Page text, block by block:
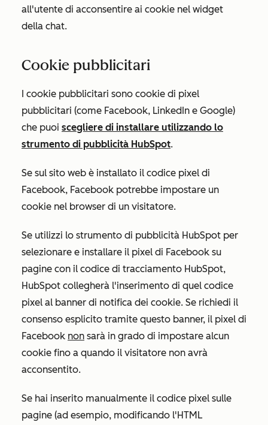
all'utente di acconsentire ai cookie nel widget
della chat.
Cookie pubblicitari
I cookie pubblicitari sono cookie di pixel
pubblicitari (come Facebook, LinkedIn e Google)
che puoi scegliere di installare utilizzando lo
strumento di pubblicità HubSpot.
Se sul sito web è installato il codice pixel di
Facebook, Facebook potrebbe impostare un
cookie nel browser di un visitatore.
Se utilizzi lo strumento di pubblicità HubSpot per
selezionare e installare il pixel di Facebook su
pagine con il codice di tracciamento HubSpot,
HubSpot collegherà l'inserimento di quel codice
pixel al banner di notifica dei cookie. Se richiedi il
consenso esplicito tramite questo banner, il pixel di
Facebook non sarà in grado di impostare alcun
cookie fino a quando il visitatore non avrà
acconsentito.
Se hai inserito manualmente il codice pixel sulle
pagine (ad esempio, modificando l'HTML